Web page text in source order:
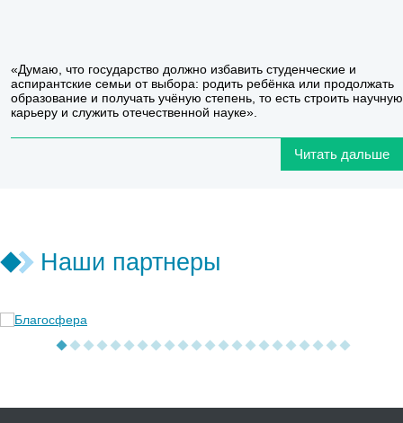
«Думаю, что государство должно избавить студенческие и
аспирантские семьи от выбора: родить ребёнка или продолжать
образование и получать учёную степень, то есть строить научную
карьеру и служить отечественной науке».
Читать дальше
Наши партнеры